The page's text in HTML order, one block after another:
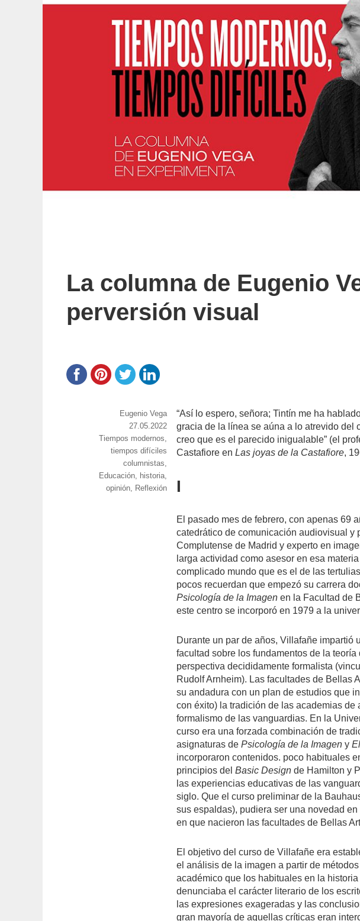
La columna de Eugenio
perversión visual
“Así lo espero, señora; Tintín me ha
gracia de la línea se aúna a lo atrevido del
creo que es el parecido inigualable” (el
Castafiore enLas joyas de la Castafiore,
I
El pasado mes de febrero, con apenas 69
catedrático de comunicación audiovisual y
Complutense de Madrid y experto en
larga actividad como asesor en esa
complicado mundo que es el de las
pocos recuerdan que empezó su carrera
Psicología de la Imagen en la Facultad de
este centro se incorporó en 1979 a la
Durante un par de años, Villafañe impartió
facultad sobre los fundamentos de la
perspectiva decididamente formalista
Rudolf Arnheim). Las facultades de Bellas
su andadura con un plan de estudios que
con éxito) la tradición de las academias de
formalismo de las vanguardias. En la
curso era una forzada combinación de
asignaturas dePsicología de la Imageny
incorporaron contenidos. poco habituales
principios delBasic Design de Hamilton y
las experiencias educativas de las
siglo. Que el curso preliminar de la
sus espaldas), pudiera ser una novedad
en que nacieron las facultades de Bellas
El objetivo del curso de Villafañe era
el análisis de la imagen a partir de
académico que los habituales en la
denunciaba el carácter literario de los
las expresiones exageradas y las
gran mayoría de aquellas críticas eran
https://www.experimenta.es/author/info1/
Eugenio Vega
Publicado
el
27.05.2022
Categorías
Tiempos modernos,
tiempos difíciles
Etiquetas
columnistas,
Educación, historia,
opinión, Reflexión